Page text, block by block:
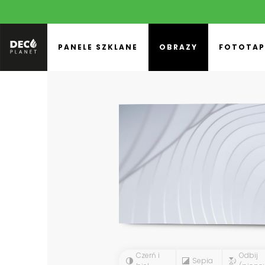
PANELE SZKLANE OBRAZY
Czerń i
Sepia
Odbij